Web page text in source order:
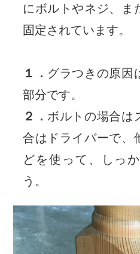
にボルトやネジ、ま
固定されています。
１． グラつきの原因
部分です。
２． ボルトの場合は
合はドライバーで、
どを使って、しっ
う。